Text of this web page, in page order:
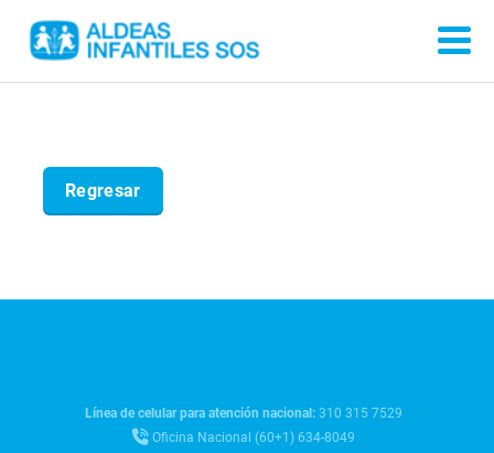
Línea de celular para atención nacional:310 315 7529
Oficina Nacional (60+1) 634-8049